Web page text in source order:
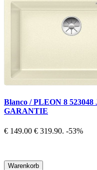
Blanco / PLEON 8
GARANTIE
€ 149.00 € 319.90. -53%
Warenkorb